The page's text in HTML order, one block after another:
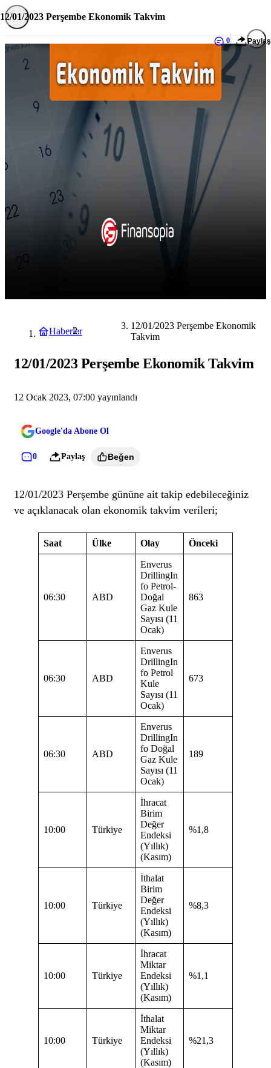
Haberler Ekonomi
12/01/2023 Perşembe Ekonomik
Takvim
12/01/2023 Perşembe Ekonomik Takvim
12 Ocak 2023, 07:00 yayınlandı
Google'da Abone Ol
0 Paylaş Beğen
12/01/2023 Perşembe gününe ait takip edebileceğiniz
ve açıklanacak olan ekonomik takvim verileri;
Saat Ülke Olay Önceki
06:30 ABD
Enverus
DrillingIn
fo Petrol-
Doğal
Gaz Kule
Sayısı (11
Ocak)
863
06:30 ABD
Enverus
DrillingIn
fo Petrol
Kule
Sayısı (11
Ocak)
673
06:30 ABD
Enverus
DrillingIn
fo Doğal
Gaz Kule
Sayısı (11
Ocak)
189
10:00 Türkiye
İhracat
Birim
Değer
Endeksi
(Yıllık)
(Kasım)
%1,8
10:00 Türkiye
İthalat
Birim
Değer
Endeksi
(Yıllık)
(Kasım)
%8,3
10:00 Türkiye
İhracat
Miktar
Endeksi
(Yıllık)
(Kasım)
%1,1
10:00 Türkiye
İthalat
Miktar
Endeksi
(Yıllık)
(Kasım)
%21,3
12/01/2023 Perşembe Ekonomik Takvim
0 Paylaş